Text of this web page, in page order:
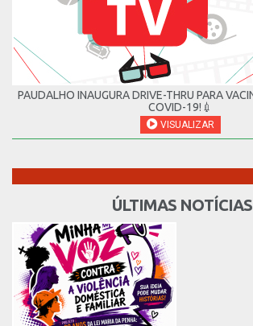
PAUDALHO INAUGURA DRIVE-THRU PARA
COVID-19!💉
VISUALIZAR
ÚLTIMAS NOTÍCIAS